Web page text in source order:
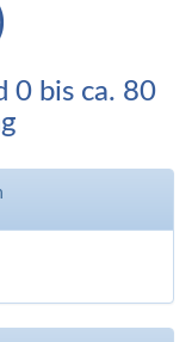
0 bis ca. 80